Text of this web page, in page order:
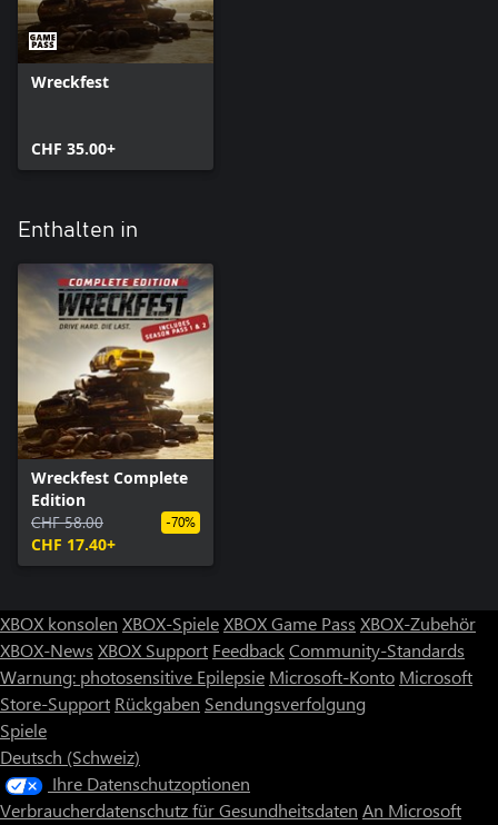
Wreckfest
CHF 35.00+
Enthalten in
Wreckfest Complete
Edition
CHF 58.00
CHF 17.40+
-70%
XBOX konsolen XBOX-SpieleXBOX Game Pass XBOX-Zubehör
XBOX-News XBOX Support FeedbackCommunity-Standards
Warnung: photosensitive Epilepsie Microsoft-Konto Microsoft
Store-Support Rückgaben Sendungsverfolgung
Spiele
Deutsch (Schweiz)
Ihre Datenschutzoptionen
Verbraucherdatenschutz für Gesundheitsdaten An Microsoft